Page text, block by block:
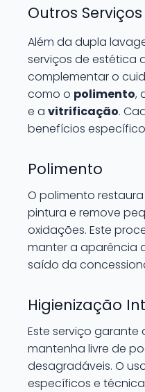
Outros
Além da dupla
serviços de estética
complementar o
como o polimento,
e a vitrificação.
benefícios
Polimento
O polimento
pintura e remove
oxidações. Este
manter a aparência
saído da
Higienização
Este serviço garante
mantenha livre de
desagradáveis. O
específicos e